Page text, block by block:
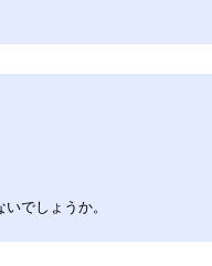
でしょうか。